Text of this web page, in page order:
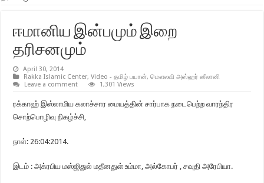
ஈமானிய இன்பமும் இறை
தரிசனமும்
April 30, 2014
Rakka Islamic Center,Video - தமிழ் பயான்,மௌலவி அஸ்ஹர் ஸீலானி
Leave a comment
1,301 Views
ரக்காஹ் இஸ்லாமிய கலாச்சார மையத்தின் சார்பாக நடைபெற்ற வாரந்திர
சொற்பொழிவு நிகழ்ச்சி,
நாள்: 26:04:2014.
இடம் : அக்ரபிய மஸ்ஜிதுல் மதீனதுள் உம்மா, அல்கோபர் , சவுதி அரேபியா.